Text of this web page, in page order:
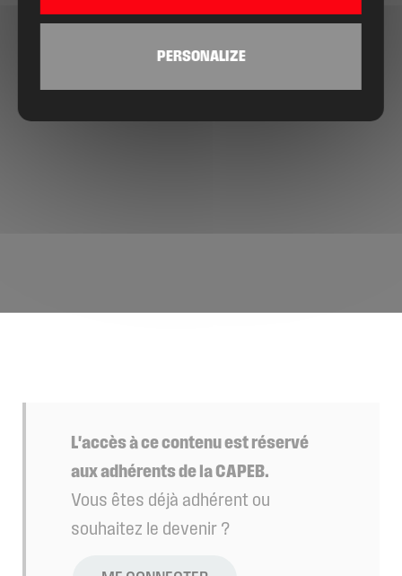
L'accès à ce contenu est réservé
aux adhérents de la CAPEB.
Vous êtes déjà adhérent ou
souhaitez le devenir ?
PERSONALIZE